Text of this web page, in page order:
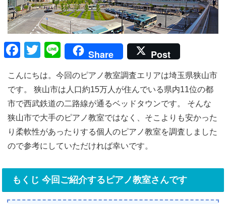
F
c
e
b
o
o
T
tt
er
Li
e
Share Post
こんにちは。今回のピアノ教室調査エリアは埼玉県狭山市
です。 狭山市は人口約15万人が住んでいる県内11位の都
市で西武鉄道の二路線が通るベッドタウンです。 そんな
狭山市で大手のピアノ教室ではなく、そこよりも安かった
り柔軟性があったりする個人のピアノ教室を調査しました
ので参考にしていただければ幸いです。
もくじ 今回ご紹介するピアノ教室さんです